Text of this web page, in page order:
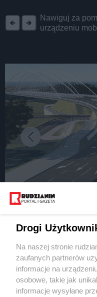
Nawiguj za
urządzeniu
połączy DTŚ z
Wydawca mediów
Drogi
Na naszej stronie
zaufanych partnerów
informacje na
osobowe, takie jak
informacje wysyłane